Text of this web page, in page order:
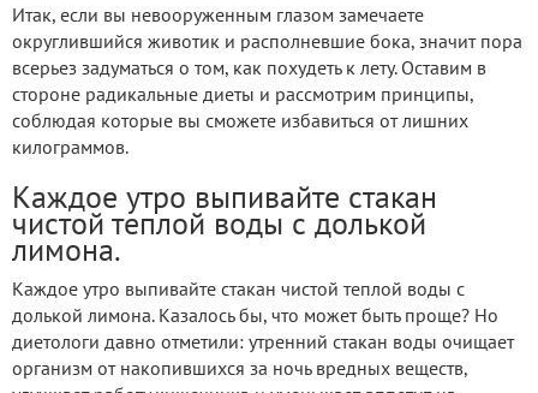
Итак, если вы невооруженным глазом замечаете
округлившийся животик и располневшие бока, значит пора
всерьез задуматься о том, как похудеть к лету. Оставим в
стороне радикальные диеты и рассмотрим принципы,
соблюдая которые вы сможете избавиться от лишних
килограммов.
Каждое утро выпивайте стакан
чистой теплой воды с долькой
лимона.
Каждое утро выпивайте стакан чистой теплой воды с
долькой лимона. Казалось бы, что может быть проще? Но
диетологи давно отметили: утренний стакан воды очищает
организм от накопившихся за ночь вредных веществ,